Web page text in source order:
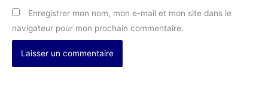
Enregistrer mon nom, mon e-mail et mon site dans le
navigateur pour mon prochain commentaire.